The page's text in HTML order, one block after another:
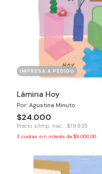
IMPRESA A PEDIDO
Lámina Hoy
Por: Agustina Minuto
$24.000
Precio s/imp. nac. : $19.835
3 cuotas sin interés de $8.000,00